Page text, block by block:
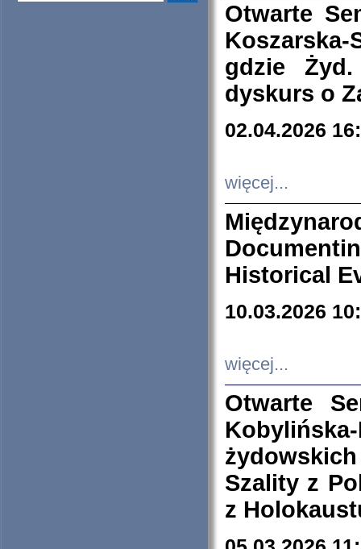
Otwarte
Koszarska-
gdzie
dyskurs o
02.04.2026
więcej...
Historical
10.03.2026
więcej...
Otwarte
Szality z
z